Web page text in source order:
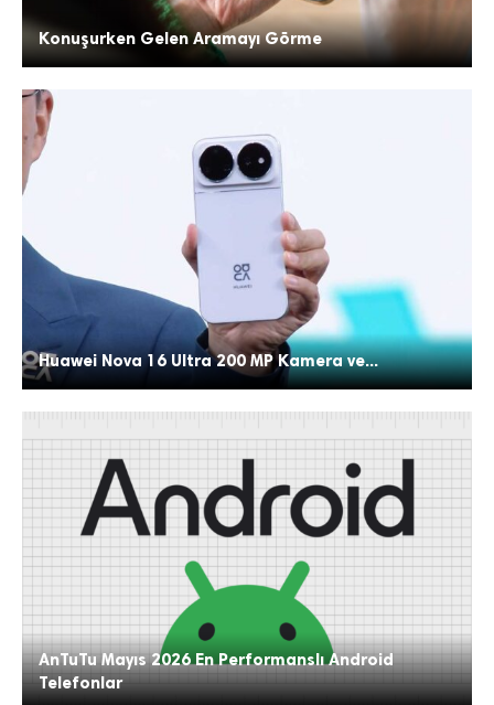
Konuşurken Gelen Aramayı Görme
Huawei Nova 16 Ultra 200 MP Kamera ve...
AnTuTu Mayıs 2026 En Performanslı Android
Telefonlar